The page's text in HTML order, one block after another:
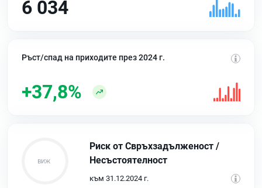
6 034
Ръст/спад на приходите през 2024 г.
+37,8%
Риск от Свръхзадълженост /
Несъстоятелност
към 31.12.2024 г.